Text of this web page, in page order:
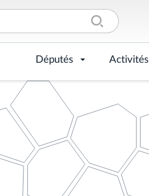
Députés Activités